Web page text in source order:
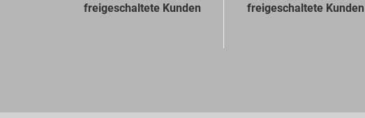
freigeschaltete Kunden
freigeschaltete Kunden